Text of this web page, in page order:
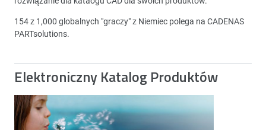
154 z 1,000 globalnych "graczy" z Niemiec polega na CADENAS
PARTsolutions.
Elektroniczny Katalog Produktów